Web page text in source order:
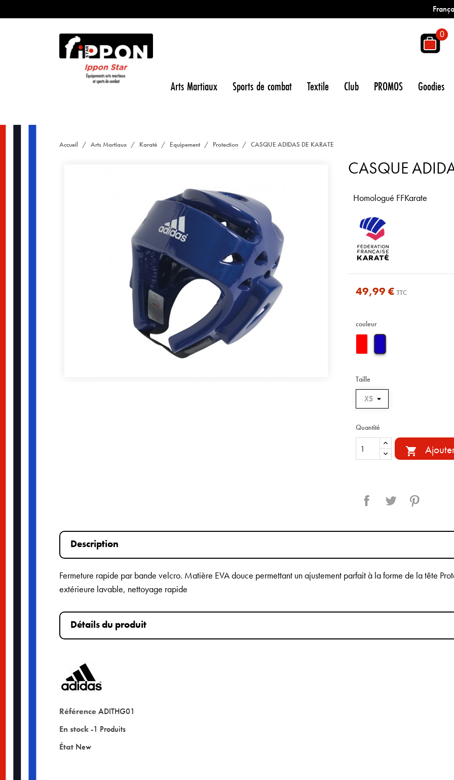
0
Arts Martiaux Sports de combat Textile Club PROMOS Goodies
Accueil Arts Martiaux Karaté Equipement Protection CASQUE ADIDAS DE KARATE
CASQUE
Homologué FFKarate
49,99 € TTC
couleur
Taille
Quantité

Partager Tweet
Description
Fermeture rapide par bande velcro. Matière EVA douce permettant un ajustement parfait à la forme de la tête
extérieure lavable, nettoyage rapide
Détails du produit
RéférenceADITHG01
En stock-1 Produits
État New